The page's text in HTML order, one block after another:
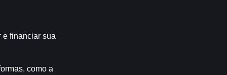
e financiar sua
como a